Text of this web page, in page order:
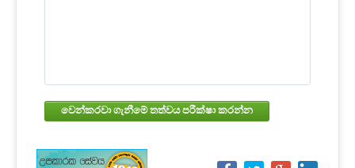
වෙන්කරවා ගැනීමේ තත්වය පරීක්ෂා කරන්න